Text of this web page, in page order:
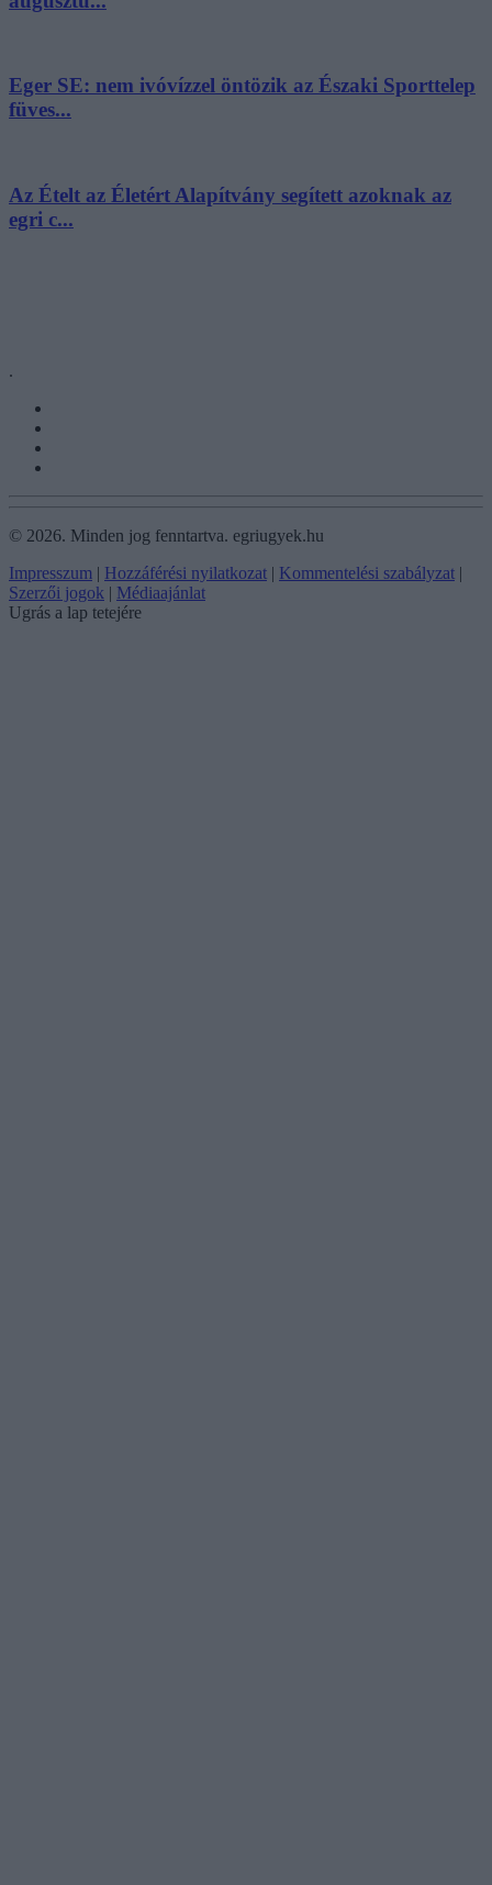
Eger SE: nem ivóvízzel öntözik az Északi Sporttelep
füves...
Az Ételt az Életért Alapítvány segített azoknak az
egri c...
.
© 2026. Minden jog fenntartva. egriugyek.hu
Impresszum | Hozzáférési nyilatkozat | Kommentelési szabályzat |
Szerzői jogok | Médiaajánlat
Ugrás a lap tetejére